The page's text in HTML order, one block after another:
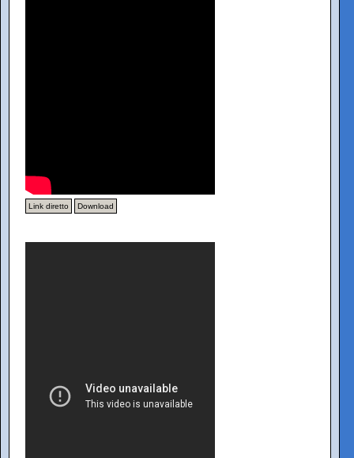
Link diretto Download